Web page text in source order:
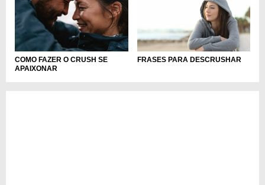
COMO FAZER O CRUSH SE
APAIXONAR
FRASES PARA DESCRUSHAR